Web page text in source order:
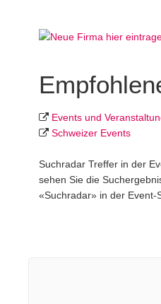
Events und
Schweizer Events
Suchradar Treffer in der
sehen Sie die
«Suchradar» in der Event-